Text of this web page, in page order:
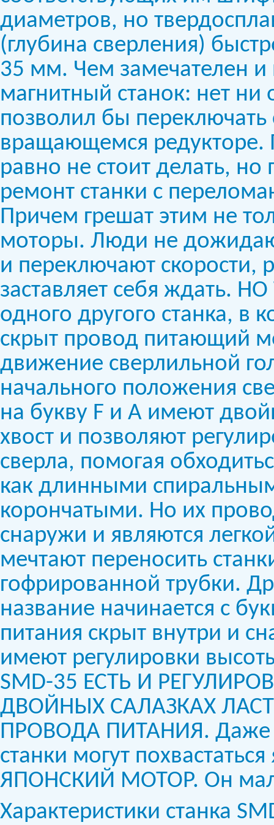
диаметров, но
(глубина сверления)
35 мм. Чем замечателен и
магнитный станок: нет ни
позволил бы переключать
вращающемся редукторе.
равно не стоит делать,
ремонт станки с
Причем грешат этим не
моторы. Люди не
и переключают скорости,
заставляет себя ждать.
одного другого станка,
скрыт провод питающий
движение сверлильной
начального положения
на букву F и A имеют
хвост и позволяют
сверла, помогая
как длинными
корончатыми. Но их
снаружи и являются
мечтают переносить
гофрированной трубки.
название начинается с
питания скрыт внутри и
имеют регулировки
SMD-35 ЕСТЬ И
ДВОЙНЫХ САЛАЗКАХ
ПРОВОДА ПИТАНИЯ. Даже
станки могут
ЯПОНСКИЙ МОТОР. Он
Характеристики станка